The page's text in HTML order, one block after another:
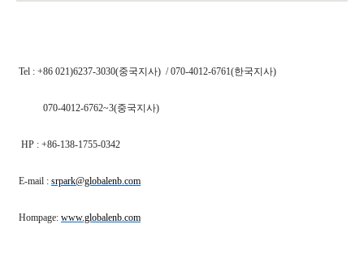
Tel : +86 021)6237-3030(중국지사) / 070-4012-6761(한국지사)
070-4012-6762~3(중국지사)
HP : +86-138-1755-0342
E-mail : srpark@globalenb.com
Hompage: www.globalenb.com